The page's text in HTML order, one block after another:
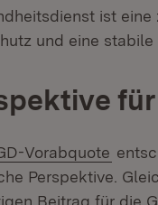
ist
und eine
Vorabquote
Perspektive.
Beitrag für die